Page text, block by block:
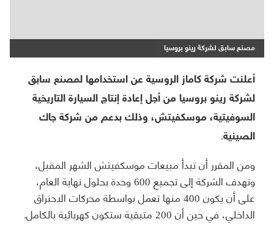
مصنع سابق لشركة رينو بروسيا
أعلنت شركة كاماز الروسية عن استخدامها لمصنع سابق
لشركة رينو بروسيا من أجل إعادة إنتاج السيارة التاريخية
السوفيتية، موسكفيتش، وذلك بدعم من شركة جاك
الصينية.
ومن المقرر أن تبدأ مبيعات موسكفيتش الشهر المقبل،
وتهدف الشركة إلى تجميع 600 وحدة بحلول نهاية العام،
على أن يكون 400 منها تعمل بواسطة محركات الاحتراق
الداخلي، في حين أن 200 متبقية ستكون كهربائية بالكامل.